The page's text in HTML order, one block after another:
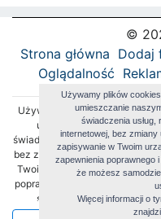
©
Strona główna Dodaj
Oglądalność
Używamy plików cookies oraz
umieszczanie naszym
świadczenia usług, reklamy,
bez zmiany ustawień
Twoim urządzeniu końcowym
poprawnego i bezpiecznego
samodzielnie zarządzać
przeglądarki. Więcej
Używamy plików
umieszczanie
świadczenia
internetowej, bez
zapisywanie w Twoim
zapewnienia poprawnego
że możesz
Więcej informacji o